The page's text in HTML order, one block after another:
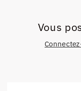
Vous